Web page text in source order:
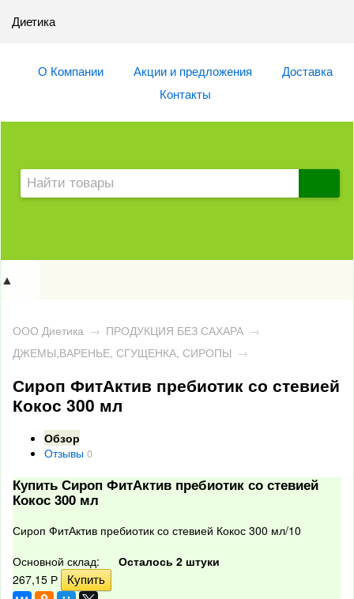
Диетика
О Компании Акции и предложения
Доставка
Контакты
▲
ООО Диетика → ПРОДУКЦИЯ БЕЗ САХАРА →
ДЖЕМЫ,ВАРЕНЬЕ, СГУЩЕНКА, СИРОПЫ →
Сироп ФитАктив пребиотик со стевией
Кокос 300 мл
Обзор
Отзывы 0
Купить Сироп ФитАктив пребиотик со стевией
Кокос 300 мл
Сироп ФитАктив пребиотик со стевией Кокос 300 мл/10
Основной склад:
Осталось 2 штуки
267,15 Р